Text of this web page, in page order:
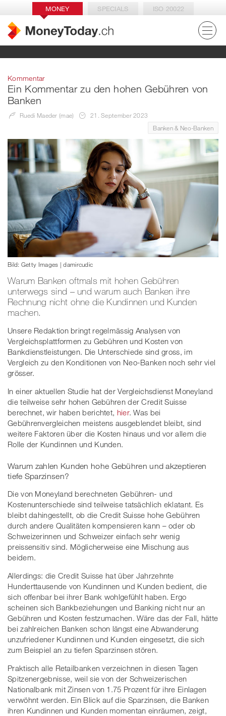
MONEY SPECIALS ISO 20022
Kommentar
Ein Kommentar zu den hohen Gebühren von
Banken
Ruedi Maeder (mae)
21. September 2023
Banken & Neo-Banken
Bild: Getty Images | damircudic
Warum Banken oftmals mit hohen Gebühren
unterwegs sind – und warum auch Banken ihre
Rechnung nicht ohne die Kundinnen und Kunden
machen.
Unsere Redaktion bringt regelmässig Analysen von
Vergleichsplattformen zu Gebühren und Kosten von
Bankdienstleistungen. Die Unterschiede sind gross, im
Vergleich zu den Konditionen von Neo-Banken noch sehr viel
grösser.
In einer aktuellen Studie hat der Vergleichsdienst Moneyland
die teilweise sehr hohen Gebühren der Credit Suisse
berechnet, wir haben berichtet, hier. Was bei
Gebührenvergleichen meistens ausgeblendet bleibt, sind
weitere Faktoren über die Kosten hinaus und vor allem die
Rolle der Kundinnen und Kunden.
Warum zahlen Kunden hohe Gebühren und akzeptieren
tiefe Sparzinsen?
Die von Moneyland berechneten Gebühren- und
Kostenunterschiede sind teilweise tatsächlich eklatant. Es
bleibt dahingestellt, ob die Credit Suisse hohe Gebühren
durch andere Qualitäten kompensieren kann – oder ob
Schweizerinnen und Schweizer einfach sehr wenig
preissensitiv sind. Möglicherweise eine Mischung aus
beidem.
Allerdings: die Credit Suisse hat über Jahrzehnte
Hunderttausende von Kundinnen und Kunden bedient, die
sich offenbar bei ihrer Bank wohlgefühlt haben. Ergo
scheinen sich Bankbeziehungen und Banking nicht nur an
Gebühren und Kosten festzumachen. Wäre das der Fall, hätte
bei zahlreichen Banken schon längst eine Abwanderung
unzufriedener Kundinnen und Kunden eingesetzt, die sich
zum Beispiel an zu tiefen Sparzinsen stören.
Praktisch alle Retailbanken verzeichnen in diesen Tagen
Spitzenergebnisse, weil sie von der Schweizerischen
Nationalbank mit Zinsen von 1.75 Prozent für ihre Einlagen
verwöhnt werden. Ein Blick auf die Sparzinsen, die Banken
ihren Kundinnen und Kunden momentan einräumen, zeigt,